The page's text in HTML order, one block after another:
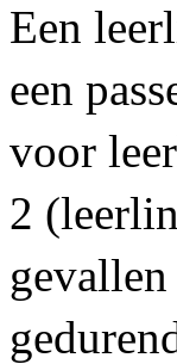
Een
een
voor
2